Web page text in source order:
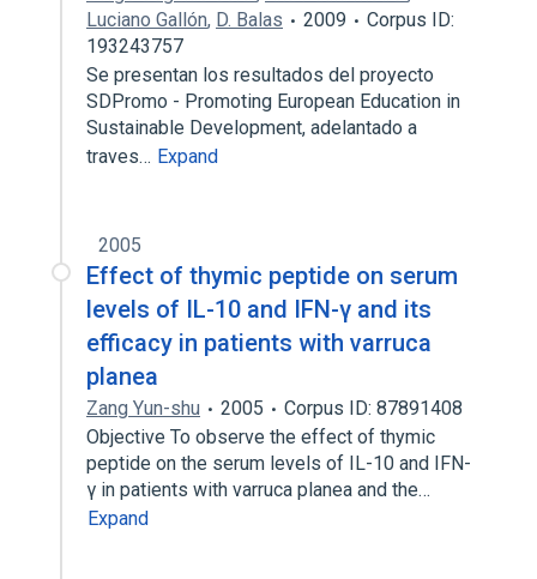
Luciano Gallón, D. Balas 2009
Corpus ID:
193243757
Se presentan los resultados del proyecto
SDPromo - Promoting European Education in
Sustainable Development, adelantado a
traves… Expand
2005
Effect of thymic peptide on serum
levels of IL-10 and IFN-γ and its
efficacy in patients with varruca
planea
Zang Yun-shu 2005
Corpus ID: 87891408
Objective To observe the effect of thymic
peptide on the serum levels of IL-10 and IFN-
γ in patients with varruca planea and the…
Expand